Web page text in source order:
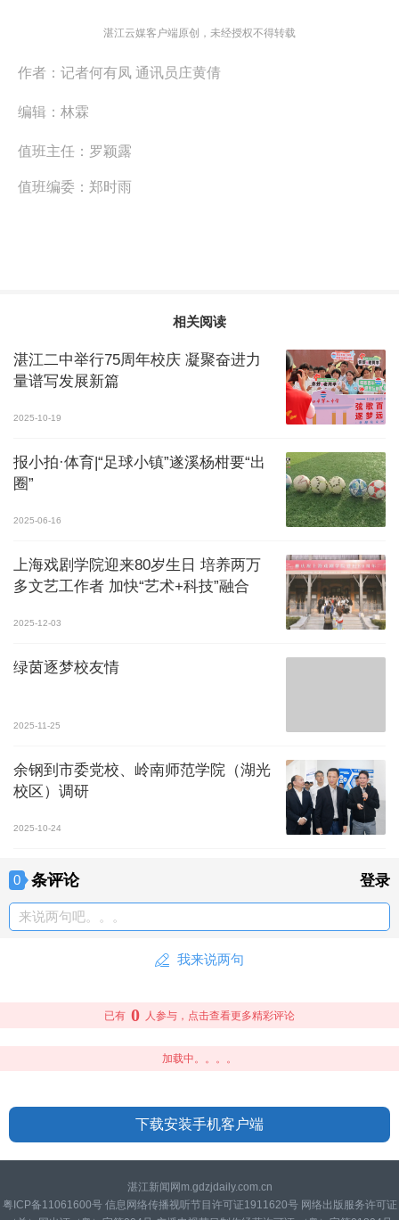
湛江云媒客户端原创，未经授权不得转载
作者： 记者何有凤 通讯员庄黄倩
编辑： 林霖
值班主任： 罗颖露
值班编委： 郑时雨
相关阅读
湛江二中举行75周年校庆 凝聚奋进力
量谱写发展新篇
2025-10-19
报小拍·体育|“足球小镇”遂溪杨柑要“出
圈”
2025-06-16
上海戏剧学院迎来80岁生日 培养两万
多文艺工作者 加快“艺术+科技”融合
2025-12-03
绿茵逐梦校友情
2025-11-25
余钢到市委党校、岭南师范学院（湖光
校区）调研
2025-10-24
0 条评论 登录
来说两句吧。。。
我来说两句
已有 0 人参与，点击查看更多精彩评论
加载中。。。。
下载安装手机客户端
湛江新闻网m.gdzjdaily.com.cn
粤ICP备11061600号 信息网络传播视听节目许可证1911620号 网络出版服务许可证